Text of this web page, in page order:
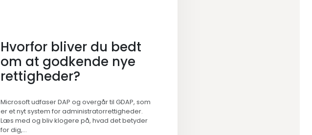
Hvorfor bliver du bedt
om at godkende nye
rettigheder?
Microsoft udfaser DAP og overgår til GDAP, som
er et nyt system for administratorrettigheder.
Læs med og bliv klogere på, hvad det betyder
for dig,...